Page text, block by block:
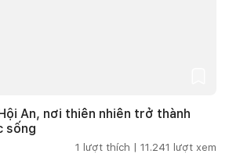
An, nơi thiên nhiên trở thành
sống
1 lượt thích | 11.241 lượt xem